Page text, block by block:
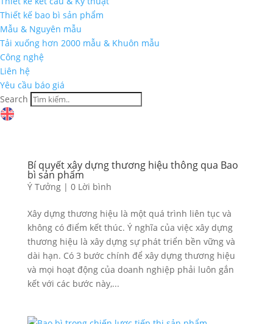
Thiết kế bao bì sản phẩm
Mẫu & Nguyên mẫu
Tải xuống hơn 2000 mẫu & Khuôn mẫu
Công nghệ
Liên hệ
Yêu cầu báo giá
Search
Bí quyết xây dựng thương hiệu thông qua Bao
bì sản phẩm
Ý Tưởng| 0 Lời bình
Xây dựng thương hiệu là một quá trình liên tục và
không có điểm kết thúc. Ý nghĩa của việc xây dựng
thương hiệu là xây dựng sự phát triển bền vững và
dài hạn. Có 3 bước chính để xây dựng thương hiệu
và mọi hoạt động của doanh nghiệp phải luôn gắn
kết với các bước này,...